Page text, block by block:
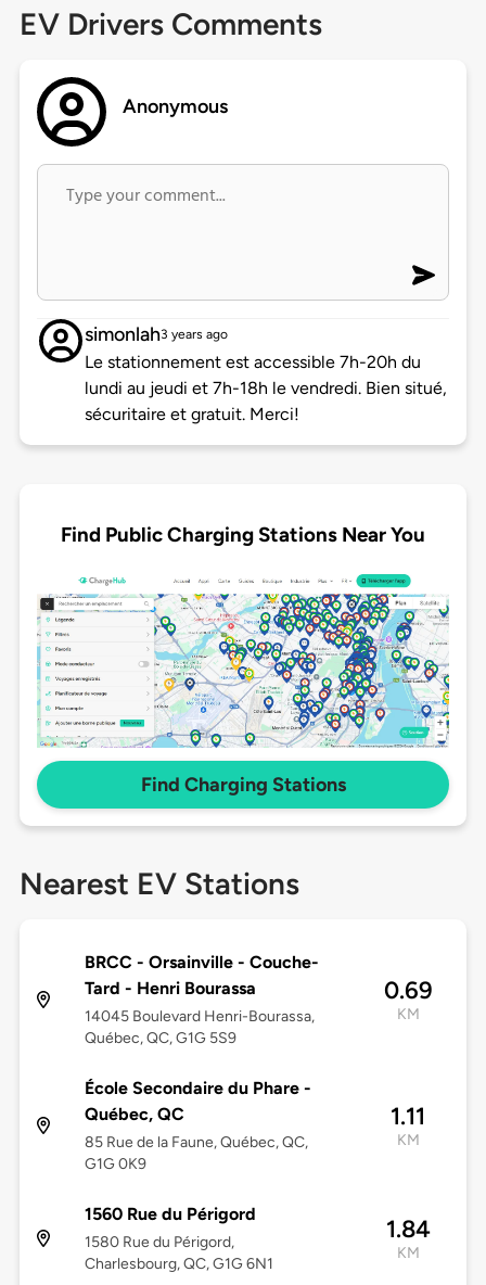
EV Drivers Comments
Anonymous
simonlah3 years ago
Le stationnement est accessible 7h-20h du
lundi au jeudi et 7h-18h le vendredi. Bien situé,
sécuritaire et gratuit. Merci!
Find Public Charging Stations Near You
Find Charging Stations
Nearest EV Stations
BRCC - Orsainville - Couche-
Tard - Henri Bourassa
14045 Boulevard Henri-Bourassa,
Québec, QC, G1G 5S9
0.69
KM
École Secondaire du Phare -
Québec, QC
85 Rue de la Faune, Québec, QC,
G1G 0K9
1.11
KM
1560 Rue du Périgord
1580 Rue du Périgord,
Charlesbourg, QC, G1G 6N1
1.84
KM